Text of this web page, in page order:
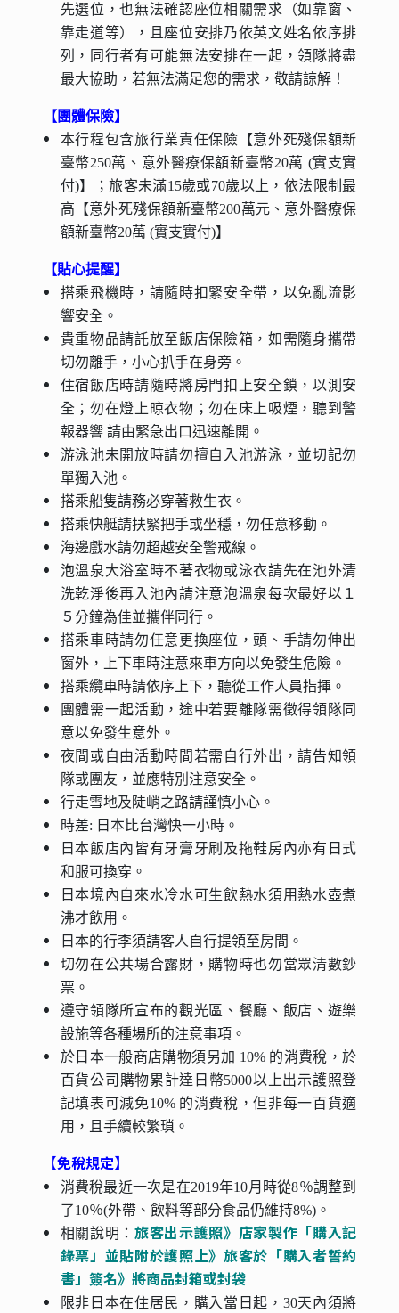
先選位，也無法確認座位相關需求（如靠窗、
靠走道等），且座位安排乃依英文姓名依序排
列，同行者有可能無法安排在一起，領隊將盡
最大協助，若無法滿足您的需求，敬請諒解！
【團體保險】
本行程包含旅行業責任保險【意外死殘保額新
臺幣250萬、意外醫療保額新臺幣20萬 (實支實
付)】；旅客未滿15歲或70歲以上，依法限制最
高【意外死殘保額新臺幣200萬元、意外醫療保
額新臺幣20萬 (實支實付)】
【貼心提醒】
搭乘飛機時，請隨時扣緊安全帶，以免亂流影
響安全。
貴重物品請託放至飯店保險箱，如需隨身攜帶
切勿離手，小心扒手在身旁。
住宿飯店時請隨時將房門扣上安全鎖，以測安
全；勿在燈上晾衣物；勿在床上吸煙，聽到警
報器響 請由緊急出口迅速離開。
游泳池未開放時請勿擅自入池游泳，並切記勿
單獨入池。
搭乘船隻請務必穿著救生衣。
搭乘快艇請扶緊把手或坐穩，勿任意移動。
海邊戲水請勿超越安全警戒線。
泡溫泉大浴室時不著衣物或泳衣請先在池外清
洗乾淨後再入池內請注意泡溫泉每次最好以１
５分鐘為佳並攜伴同行。
搭乘車時請勿任意更換座位，頭、手請勿伸出
窗外，上下車時注意來車方向以免發生危險。
搭乘纜車時請依序上下，聽從工作人員指揮。
團體需一起活動，途中若要離隊需徵得領隊同
意以免發生意外。
夜間或自由活動時間若需自行外出，請告知領
隊或團友，並應特別注意安全。
行走雪地及陡峭之路請謹慎小心。
時差: 日本比台灣快一小時。
日本飯店內皆有牙膏牙刷及拖鞋房內亦有日式
和服可換穿。
日本境內自來水冷水可生飲熱水須用熱水壺煮
沸才飲用。
日本的行李須請客人自行提領至房間。
切勿在公共場合露財，購物時也勿當眾清數鈔
票。
遵守領隊所宣布的觀光區、餐廳、飯店、遊樂
設施等各種場所的注意事項。
於日本一般商店購物須另加 10% 的消費稅，於
百貨公司購物累計達日幣5000以上出示護照登
記填表可減免10% 的消費稅，但非每一百貨適
用，且手續較繁瑣。
【免稅規定】
消費稅最近一次是在2019年10月時從8％調整到
了10％(外帶、飲料等部分食品仍維持8%)。
相關說明：旅客出示護照》店家製作「購入記
錄票」並貼附於護照上》旅客於「購入者誓約
書」簽名》將商品封箱或封袋
限非日本在住居民，購入當日起，30天內須將